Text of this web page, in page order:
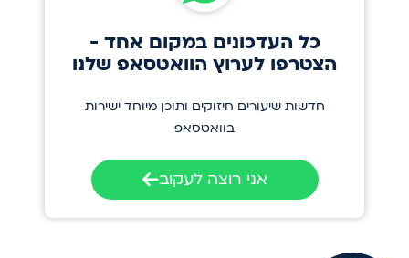
כל העדכונים במקום אחד -
הצטרפו לערוץ הוואטסאפ שלנו
חדשות שיעורים חיזוקים ותוכן מיוחד ישירות
בוואטסאפ
אני רוצה לעקוב